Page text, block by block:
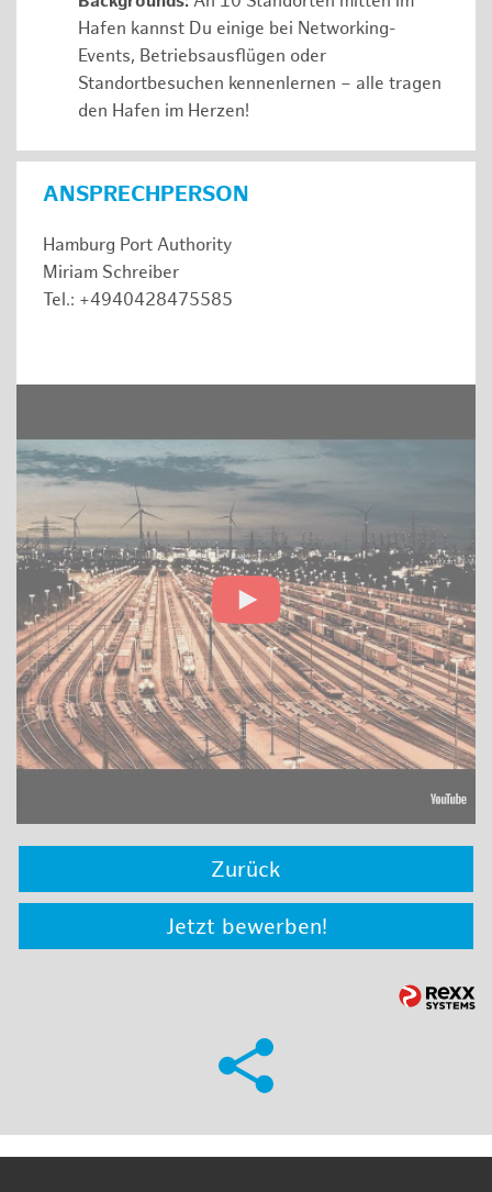
Hafen kannst Du einige bei Networking-
Events, Betriebsausflügen oder
Standortbesuchen kennenlernen – alle tragen
den Hafen im Herzen!
ANSPRECHPERSON
Hamburg Port Authority
Miriam Schreiber
Tel.: +4940428475585
Zurück
Jetzt bewerben!